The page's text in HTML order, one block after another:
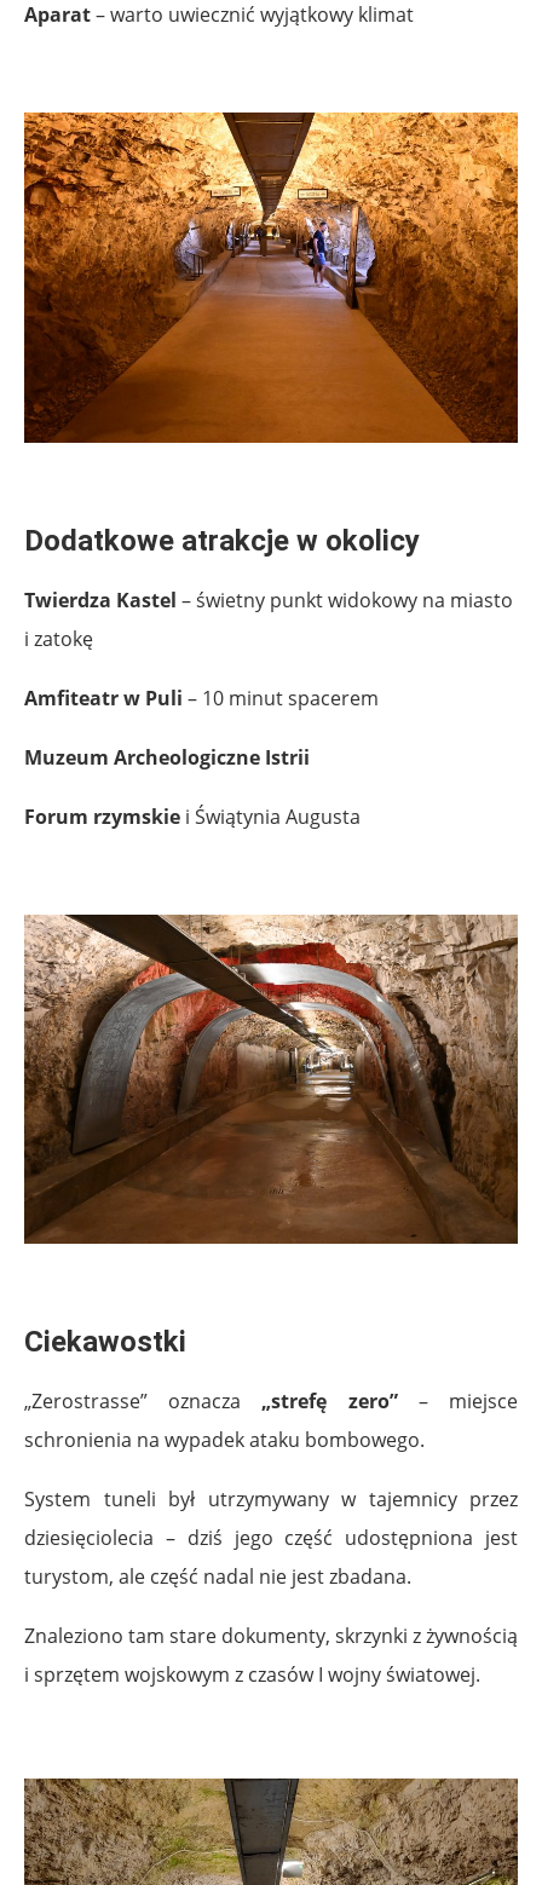
Aparat– warto uwiecznić wyjątkowy klimat
Dodatkowe atrakcje w okolicy
Twierdza Kastel – świetny punkt widokowy na miasto
i zatokę
Amfiteatr w Puli – 10 minut spacerem
Muzeum Archeologiczne Istrii
Forum rzymskie i Świątynia Augusta
Ciekawostki
„Zerostrasse” oznacza „strefę zero”– miejsce
schronienia na wypadek ataku bombowego.
System tuneli był utrzymywany w tajemnicy przez
dziesięciolecia – dziś jego część udostępniona jest
turystom, ale część nadal nie jest zbadana.
Znaleziono tam stare dokumenty, skrzynki z żywnością
i sprzętem wojskowym z czasów I wojny światowej.